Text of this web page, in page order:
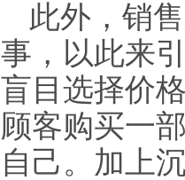
此外，销
事，以此来
盲目选择价
顾客购买一
自己。加上